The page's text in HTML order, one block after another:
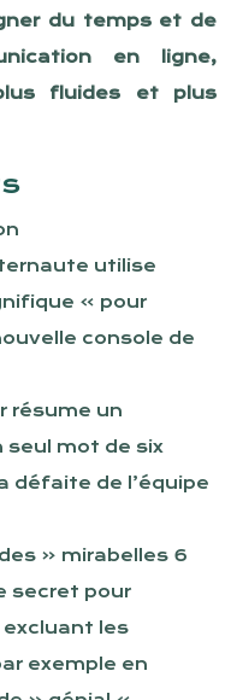
du temps et de
en ligne,
fluides et plus
utilise
» pour
console de
résume un
mot de six
défaite de l’équipe
« mirabelles 6
secret pour
les
exemple en